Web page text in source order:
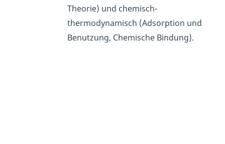
Theorie) und chemisch-
thermodynamisch (Adsorption und
Benutzung, Chemische Bindung).